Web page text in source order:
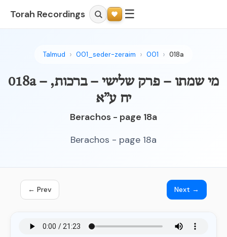
Torah Recordings ☰
Talmud 001_seder-zeraim 001 018a
018a – מי שמתו – פרק שלישי – ברכות,
יח ע”א
Berachos - page 18a
Berachos - page 18a
← Prev Next →